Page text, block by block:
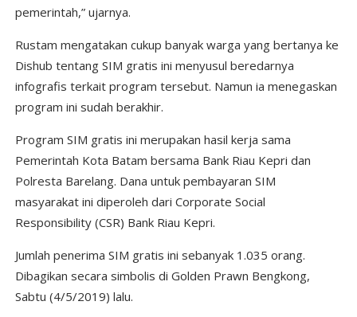
pemerintah,” ujarnya.
Rustam mengatakan cukup banyak warga yang bertanya ke
Dishub tentang SIM gratis ini menyusul beredarnya
infografis terkait program tersebut. Namun ia menegaskan
program ini sudah berakhir.
Program SIM gratis ini merupakan hasil kerja sama
Pemerintah Kota Batam bersama Bank Riau Kepri dan
Polresta Barelang. Dana untuk pembayaran SIM
masyarakat ini diperoleh dari Corporate Social
Responsibility (CSR) Bank Riau Kepri.
Jumlah penerima SIM gratis ini sebanyak 1.035 orang.
Dibagikan secara simbolis di Golden Prawn Bengkong,
Sabtu (4/5/2019) lalu.